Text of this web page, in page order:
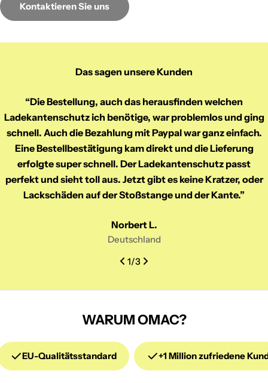
Kontaktieren Sie uns
Das sagen unsere Kunden
“Die Bestellung, auch das herausfinden welchen
Ladekantenschutz ich benötige, war problemlos und ging
schnell. Auch die Bezahlung mit Paypal war ganz einfach.
Eine Bestellbestätigung kam direkt und die Lieferung
erfolgte super schnell. Der Ladekantenschutz passt
perfekt und sieht toll aus. Jetzt gibt es keine Kratzer, oder
Lackschäden auf der Stoßstange und der Kante.”
Norbert L.
Deutschland
1/3
WARUM OMAC?
EU-Qualitätsstandard +1 Million zufriedene